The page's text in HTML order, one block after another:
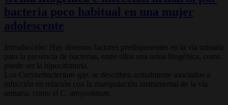
bacteria poco habitual en una mujer
adolescente
Introducción:
Hay diversos factores predisponentes en la vía urinaria
para la presencia de bacterias, entre ellos una orina litogénica, como
puede ser la hipocitraturia.
Los Corynebacterium spp . se describen actualmente asociados a
infección en relación con la manipulación instrumental de la vía
urinaria, como el C. amycolatum.